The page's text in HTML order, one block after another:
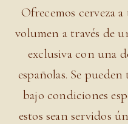
Ofrecemos cerveza
volumen a través de
exclusiva con una
españolas. Se
bajo condiciones
estos sean servidos